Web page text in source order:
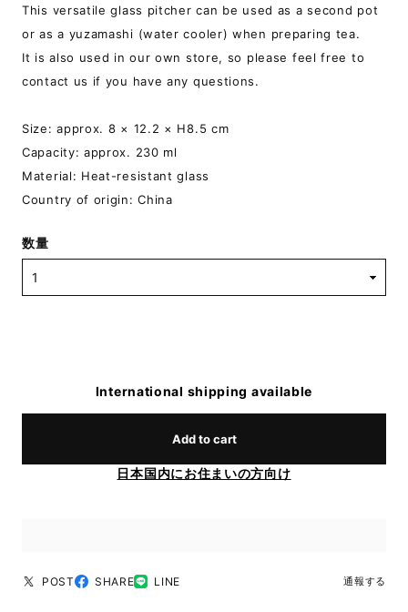
This versatile glass pitcher can be used as a second pot
or as a yuzamashi (water cooler) when preparing tea.
It is also used in our own store, so please feel free to
contact us if you have any questions.
Size: approx. 8 × 12.2 × H8.5 cm
Capacity: approx. 230 ml
Material: Heat-resistant glass
Country of origin: China
数量
International shipping available
Add to cart
日本国内にお住まいの方向け
POST SHARE LINE 通報する